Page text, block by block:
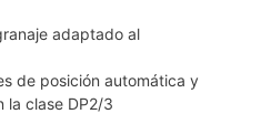
adaptado al
de posición automática y
la clase DP2/3